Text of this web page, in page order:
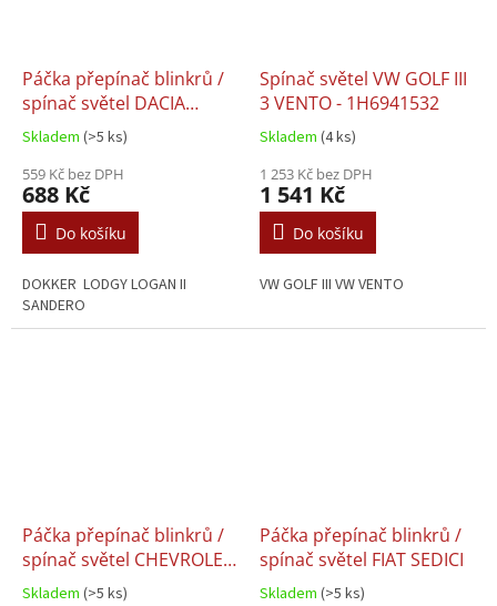
Páčka přepínač blinkrů /
spínač světel DACIA
DOKKER LODGY LOGAN
SANDERO - 255408317R /
8201167982
Skladem (>5 ks)
559 Kč bez DPH
688 Kč
Do košíku
DOKKER LODGY LOGAN II
SANDERO
Spínač světel VW GOLF III
3 VENTO - 1H6941532
Skladem (4 ks)
1 253 Kč bez DPH
1 541 Kč
Do košíku
VW GOLF III VW VENTO
Páčka přepínač blinkrů /
spínač světel CHEVROLET
LACETTI - 96387324
Skladem (>5 ks)
Páčka přepínač blinkrů /
spínač světel FIAT SEDICI
Skladem (>5 ks)